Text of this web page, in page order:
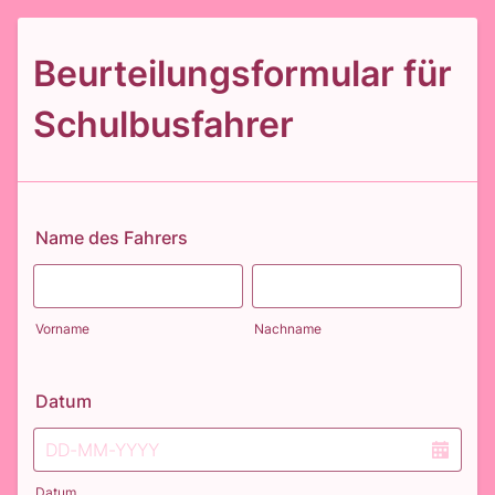
Beurteilungsformular für
Schulbusfahrer
Name des Fahrers
Vorname Nachname
Datum